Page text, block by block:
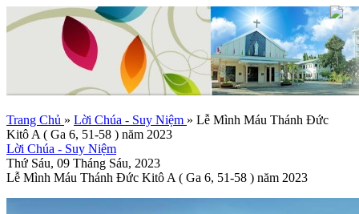
Trang Chủ » Lời Chúa - Suy Niệm » Lễ Mình Máu Thánh Đức
Kitô A ( Ga 6, 51-58 ) năm 2023
Lời Chúa - Suy Niệm
Thứ Sáu, 09 Tháng Sáu, 2023
Lễ Mình Máu Thánh Đức Kitô A ( Ga 6, 51-58 ) năm 2023